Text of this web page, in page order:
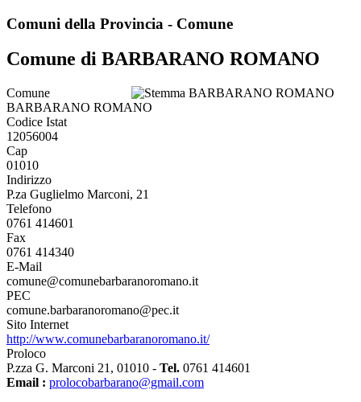
Comuni della Provincia - Comune
Comune di BARBARANO ROMANO
Comune
BARBARANO ROMANO
Codice Istat
12056004
Cap
01010
Indirizzo
P.za Guglielmo Marconi, 21
Telefono
0761 414601
Fax
0761 414340
E-Mail
comune@comunebarbaranoromano.it
PEC
comune.barbaranoromano@pec.it
Sito Internet
http://www.comunebarbaranoromano.it/
Proloco
P.zza G. Marconi 21, 01010 - Tel. 0761 414601
Email : prolocobarbarano@gmail.com